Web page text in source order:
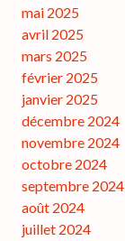
mai 2025
avril 2025
mars 2025
février 2025
janvier 2025
décembre 2024
novembre 2024
octobre 2024
septembre 2024
août 2024
juillet 2024